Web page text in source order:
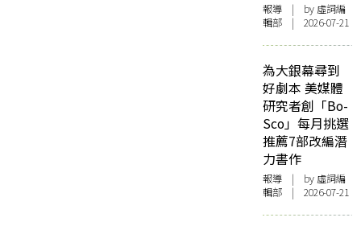
報導 | by 虛詞編
輯部 | 2026-07-21
為大銀幕尋到
好劇本 美媒體
研究者創「Bo-
Sco」每月挑選
推薦7部改編潛
力書作
報導 | by 虛詞編
輯部 | 2026-07-21